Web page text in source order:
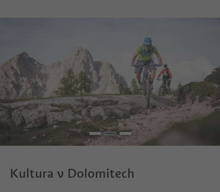
with the possibility to fish. To go b
Kultura v Dolomitech